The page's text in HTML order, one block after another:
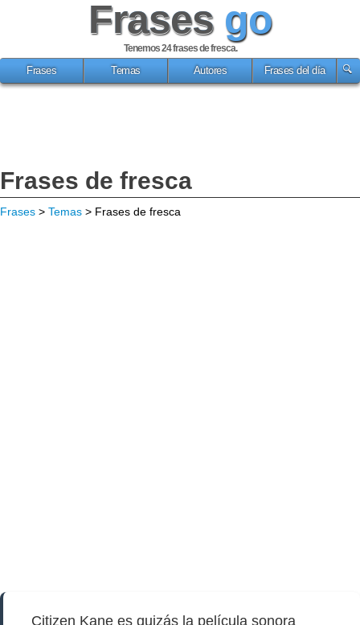
Frases go
Tenemos 24frases de fresca.
Frases
Temas Autores Frases del día
Frases de fresca
Frases > Temas > Frases de fresca
Citizen Kane es quizás la película sonora